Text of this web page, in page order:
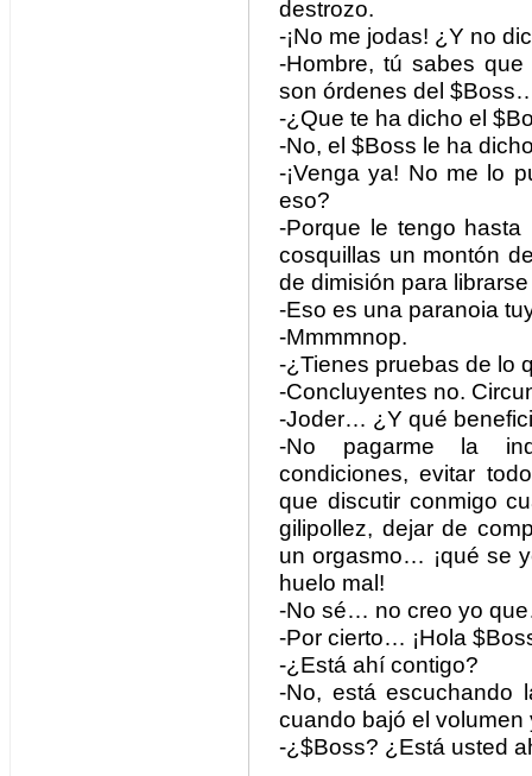
destrozo.
-¡No me jodas! ¿Y no
-Hombre, tú sabes
son órdenes del
-¿Que te ha dicho el
-No, el $Boss le ha
-¡Venga ya! No me lo
eso?
-Porque le tengo
cosquillas un montón
de dimisión para
-Eso es una paranoia
-Mmmmnop.
-¿Tienes pruebas de lo
-Concluyentes no.
-Joder… ¿Y qué
-No pagarme la
condiciones, evitar
que discutir conmigo
gilipollez, dejar de
un orgasmo… ¡qué se
huelo mal!
-No sé… no creo yo
-Por cierto… ¡Hola
-¿Está ahí contigo?
-No, está escuchando
cuando bajó el volumen
-¿$Boss? ¿Está usted